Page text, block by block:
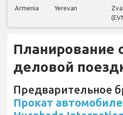
Armenia Yerevan
Планирование
деловой
Предварительное
Прокат